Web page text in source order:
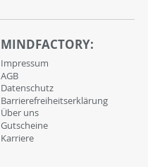
MINDFACTORY:
Impressum
AGB
Datenschutz
Barrierefreiheitserklärung
Über uns
Gutscheine
Karriere